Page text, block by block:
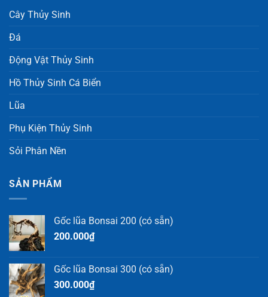
Cây Thủy Sinh
Đá
Động Vật Thủy Sinh
Hồ Thủy Sinh Cá Biển
Lũa
Phụ Kiện Thủy Sinh
Sỏi Phân Nền
SẢN PHẨM
Gốc lũa Bonsai 200 (có sẵn)
200.000₫
Gốc lũa Bonsai 300 (có sẵn)
300.000₫